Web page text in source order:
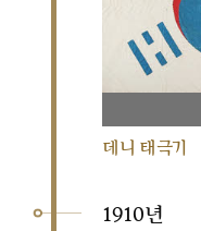
데니 태극기
1910년